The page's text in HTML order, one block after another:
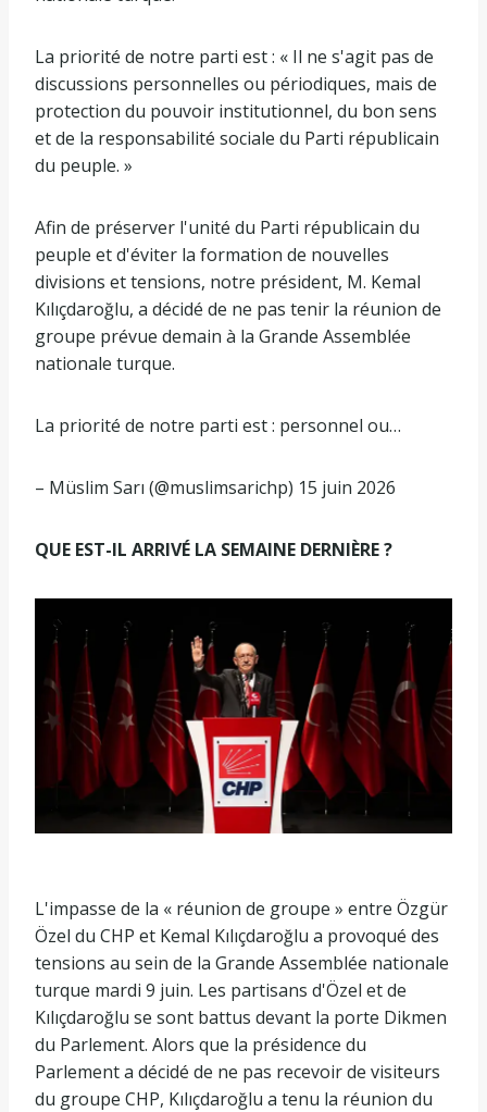
La priorité de notre parti est : « Il ne s'agit pas de
discussions personnelles ou périodiques, mais de
protection du pouvoir institutionnel, du bon sens
et de la responsabilité sociale du Parti républicain
du peuple. »
Afin de préserver l'unité du Parti républicain du
peuple et d'éviter la formation de nouvelles
divisions et tensions, notre président, M. Kemal
Kılıçdaroğlu, a décidé de ne pas tenir la réunion de
groupe prévue demain à la Grande Assemblée
nationale turque.
La priorité de notre parti est : personnel ou…
– Müslim Sarı (@muslimsarichp) 15 juin 2026
QUE EST-IL ARRIVÉ LA SEMAINE DERNIÈRE ?
L'impasse de la « réunion de groupe » entre Özgür
Özel du CHP et Kemal Kılıçdaroğlu a provoqué des
tensions au sein de la Grande Assemblée nationale
turque mardi 9 juin. Les partisans d'Özel et de
Kılıçdaroğlu se sont battus devant la porte Dikmen
du Parlement. Alors que la présidence du
Parlement a décidé de ne pas recevoir de visiteurs
du groupe CHP, Kılıçdaroğlu a tenu la réunion du